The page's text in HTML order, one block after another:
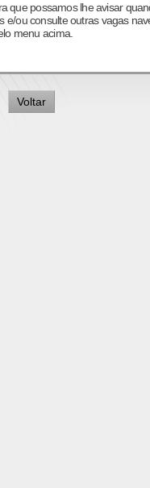
que possamos lhe avisar
e/ou consulte outras vagas
menu acima.
Voltar